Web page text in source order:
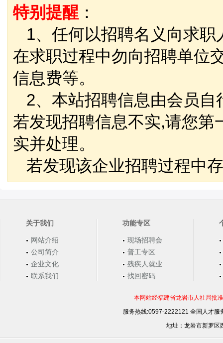
特别提醒 ：
1、任何以招聘名义向求职
在求职过程中勿向招聘单位
信息费等。
2、本站招聘信息由会员自
若发现招聘信息不实,请您第
实并处理。
若发现该企业招聘过程中
关于我们
网站介绍
公司简介
企业文化
联系我们
功能专区
现场招聘会
普工专区
残疾人就业
找回密码
本网站经福建省龙岩市人社局批
服务热线:0597-2222121 全国人才
地址：龙岩市新罗区